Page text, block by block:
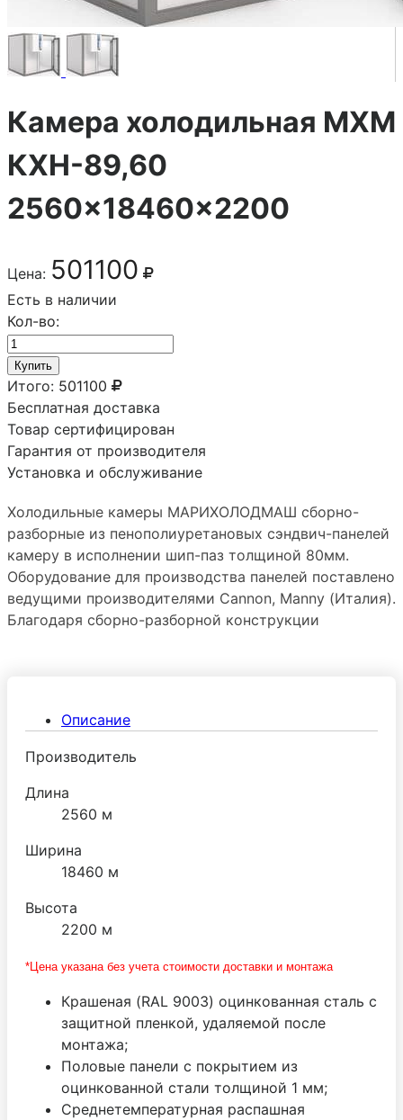
Камера холодильная МХМ
КХН-89,60
2560×18460×2200
Цена: 501100
Есть в наличии
Кол-во:
Купить
Итого: 501100
Бесплатная доставка
Товар сертифицирован
Гарантия от производителя
Установка и обслуживание
Холодильные камеры МАРИХОЛОДМАШ сборно-
разборные из пенополиуретановых сэндвич-панелей
камеру в исполнении шип-паз толщиной 80мм.
Оборудование для производства панелей поставлено
ведущими производителями Сannon, Manny (Италия).
Благодаря сборно-разборной конструкции
(Италия).Описание
Производитель
Длина
2560 м
Ширина
18460 м
Высота
2200 м
*Цена указана без учета стоимости доставки и монтажа
Крашеная (RAL 9003) оцинкованная сталь с
защитной пленкой, удаляемой после
монтажа;
Половые панели с покрытием из
оцинкованной стали толщиной 1 мм;
Среднетемпературная распашная